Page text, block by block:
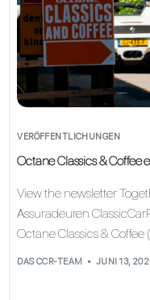
VERÖFFENTLICHUNGEN
Octane Classics & Coffee
View the newsletter
Assuradeuren
Octane Classics & Coffee
DAS CCR-TEAM JUNI 13,